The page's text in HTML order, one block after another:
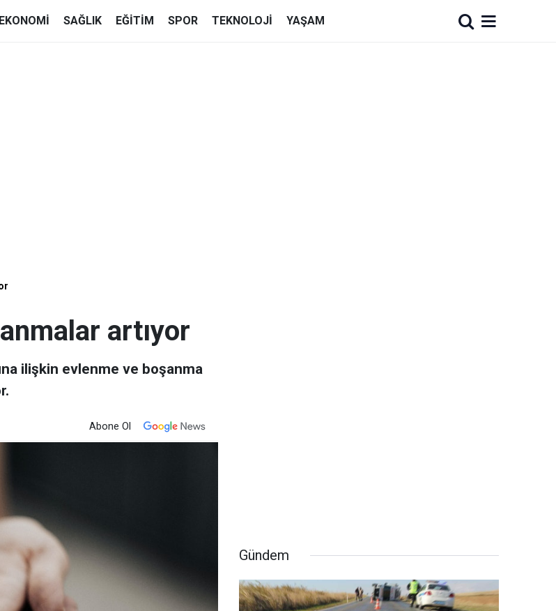
EKONOMI SAĞLIK EĞITIM SPOR TEKNOLOJI YAŞAM
artıyor
ilişkin evlenme ve boşanma
Abone Ol
Gündem